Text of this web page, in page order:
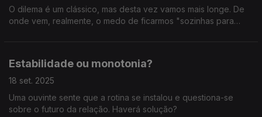
O dilema é um clássico, mas desta vez vamos mais longe. De
onde vem, realmente, o medo de ficarmos "sozinhas para
Estabilidade ou monotonia?
18 set. 2025
Uma ouvinte sente que a rotina se instalou e questiona-se
sobre o futuro da relação. Haverá solução?